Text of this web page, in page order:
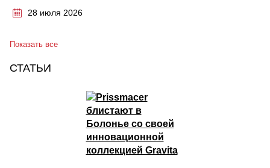
28 июля 2026
Показать все
СТАТЬИ